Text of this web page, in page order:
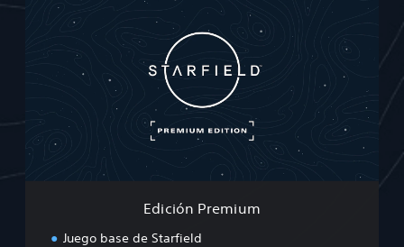
Edición Premium
Juego base de Starfield